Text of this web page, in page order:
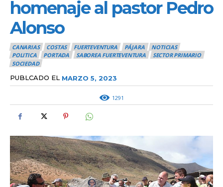
homenaje al pastor Pedro
Alonso
CANARIAS COSTAS FUERTEVENTURA PÁJARA
NOTICIAS
POLITICA
PORTADA SABOREA FUERTEVENTURA
SECTOR PRIMARIO
SOCIEDAD
PUBLCADO EL MARZO 5, 2023
1291